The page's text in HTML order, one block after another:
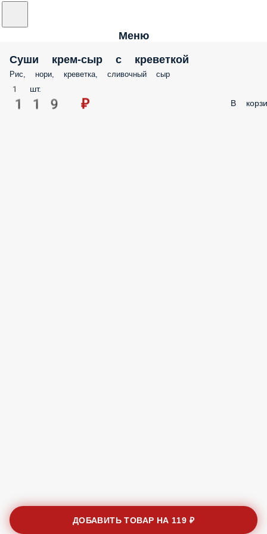
Меню
Суши крем-сыр с креветкой
Рис, нори, креветка, сливочный сыр
1 шт.
119 ₽ В
ДОБАВИТЬ ТОВАР НА 119 ₽